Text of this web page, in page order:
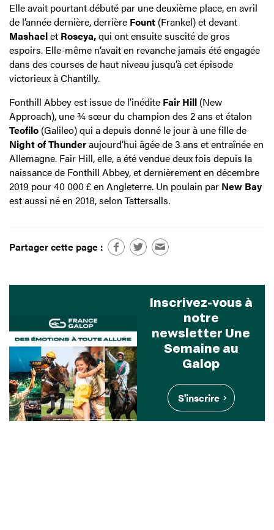
Elle avait pourtant débuté par une deuxième place, en avril
de l’année dernière, derrière Fount (Frankel) et devant
Mashaelet Roseya,qui ont ensuite suscité de gros
espoirs. Elle-même n’avait en revanche jamais été engagée
dans des courses de haut niveau jusqu’à cet épisode
victorieux à Chantilly.
Fonthill Abbey est issue de l’inédite Fair Hill (New
Approach), une ¾ sœur du champion des 2 ans et étalon
Teofilo (Galileo) qui a depuis donné le jour à une fille de
Night of Thunderaujourd’hui âgée de 3 ans et entraînée en
Allemagne. Fair Hill, elle, a été vendue deux fois depuis la
naissance de Fonthill Abbey, et dernièrement en décembre
2019 pour 40 000 £ en Angleterre. Un poulain par New Bay
est aussi né en 2018, selon Tattersalls.
Partager cette page :
Inscrivez-vous à
notre
newsletter Une
Semaine au
Galop
S'inscrire